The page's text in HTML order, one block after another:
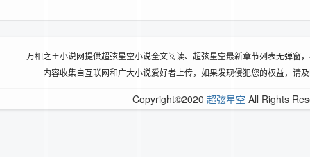
万相之王小说网提供超弦星空小说全文阅读、超弦星空最新章节列表无弹窗
内容收集自互联网和广大小说爱好者上传，如果发现侵犯您的权益，请
Copyright©2020 超弦星空 All Rights